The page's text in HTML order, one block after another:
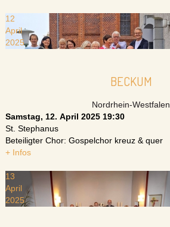
12
April
2025
BECKUM
Nordrhein-Westfalen
Samstag, 12. April 2025 19:30
St. Stephanus
Beteiligter Chor: Gospelchor kreuz & quer
+ Infos
13
April
2025